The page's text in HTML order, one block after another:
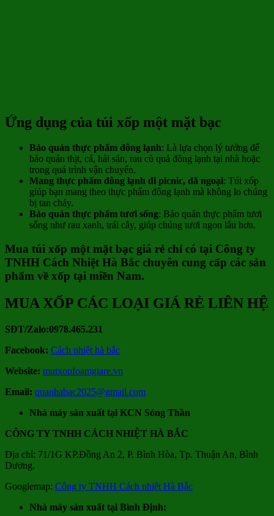
Ứng dụng của túi xốp một mặt bạc
Bảo quản thực phẩm đông lạnh: Là lựa chọn lý tưởng để
bảo quản thịt, cá, hải sản, rau củ quả đông lạnh tại nhà hoặc
trong quá trình vận chuyển.
Mang thực phẩm đông lạnh đi picnic, dã ngoại: Túi xốp
giúp bạn mang theo thực phẩm đông lạnh mà không lo chúng
bị tan chảy.
Bảo quản thực phẩm tươi sống: Bảo quản thực phẩm tươi
sống như rau xanh, trái cây, giúp chúng tươi ngon lâu hơn.
Mua túi xốp một mặt bạc giá rẻ chỉ có tại Công ty
TNHH Cách Nhiệt Hà Bắc chuyên cung cấp các sản
phẩm về xốp tại miền Nam.
MUA XỐP CÁC LOẠI GIÁ RẺ LIÊN HỆ
SĐT/Zalo:0978.465.231
Facebook: Cách nhiệt hà bắc
Website: mutxopfoamgiare.vn
Email: quanhabac2025@gmail.com
Nhà máy sản xuất tại KCN Sóng Thần
CÔNG TY TNHH CÁCH NHIỆT HÀ BẮC
Địa chỉ: 71/1G KP.Đồng An 2, P. Bình Hòa, Tp. Thuận An, Bình
Dương.
Googlemap: Công ty TNHH Cách nhiệt Hà Bắc
Nhà máy sản xuất tại Bình Định: